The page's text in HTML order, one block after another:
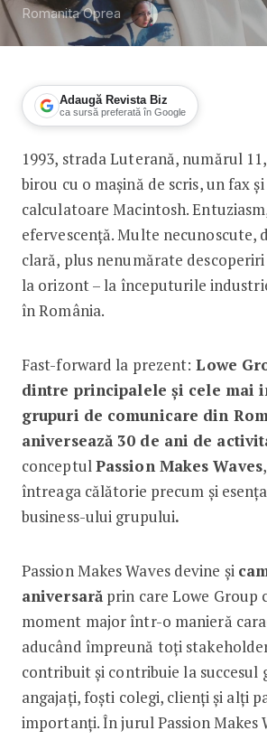
Romanita Oprea
Adaugă Revista Biz
ca sursă preferată în Google
30 de ani de Passion
1993, strada Luterană, numărul
birou cu o mașină de scris, un fax
calculatoare Macintosh.
efervescență. Multe necunoscute,
clară, plus nenumărate
la orizont – la începuturile
în România.
Fast-forward la prezent: Lowe
dintre principalele și cele mai
grupuri de comunicare din
aniversează 30 de ani de
conceptulPassion Makes Waves
întreaga călătorie precum și
business-ului grupului.
Passion Makes Waves devine și
aniversarăprin care Lowe Group
moment major într-o manieră
aducând împreună toți
contribuit și contribuie la succesul
angajați, foști colegi, clienți și alți
importanți. În jurul Passion Makes